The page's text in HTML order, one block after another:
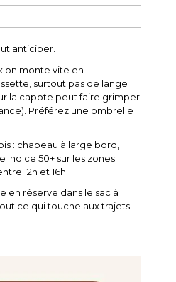
anticiper.
on monte vite en
surtout pas de lange
la capote peut faire grimper
Préférez une ombrelle
: chapeau à large bord,
indice 50+ sur les zones
12h et 16h.
en réserve dans le sac à
ce qui touche aux trajets